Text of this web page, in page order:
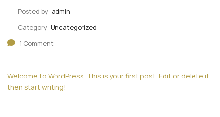
Posted by: admin
Category: Uncategorized
1 Comment
Welcome to WordPress. This is your first post. Edit or delete it,
then start writing!